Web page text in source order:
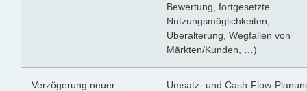
Bewertung, fortgesetzte
Nutzungsmöglichkeiten,
Überalterung, Wegfallen von
Märkten/Kunden, …)
Verzögerung neuer
Umsatz- und Cash-Flow-